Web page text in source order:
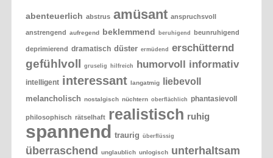
abenteuerlich abstrus amüsant anspruchsvoll
anstrengend aufregend beklemmend beruhigend beunruhigend
deprimierend dramatisch düster ermüdend erschütternd
gefühlvoll gruselig hilfreich humorvoll informativ
intelligent interessant langatmig liebevoll
melancholisch nostalgisch nüchtern oberflächlich phantasievoll
philosophisch rätselhaft realistisch ruhig
spannend traurig überflüssig
überraschend unglaublich unlogisch unterhaltsam